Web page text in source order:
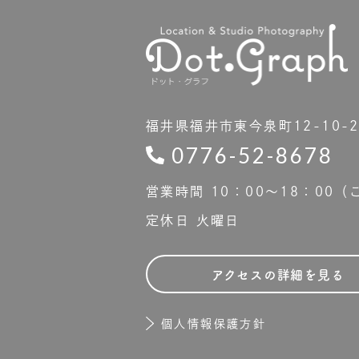
福井県福井市東今泉町12-10-2
0776-52-8678
営業時間 10：00〜18：00（ご
定休日 火曜日
アクセスの詳細を見る
個人情報保護方針